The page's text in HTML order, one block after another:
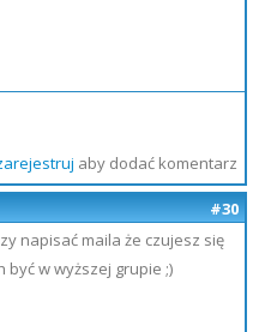
aby dodać komentarz
#30
napisać maila że czujesz się
być w wyższej grupie ;)